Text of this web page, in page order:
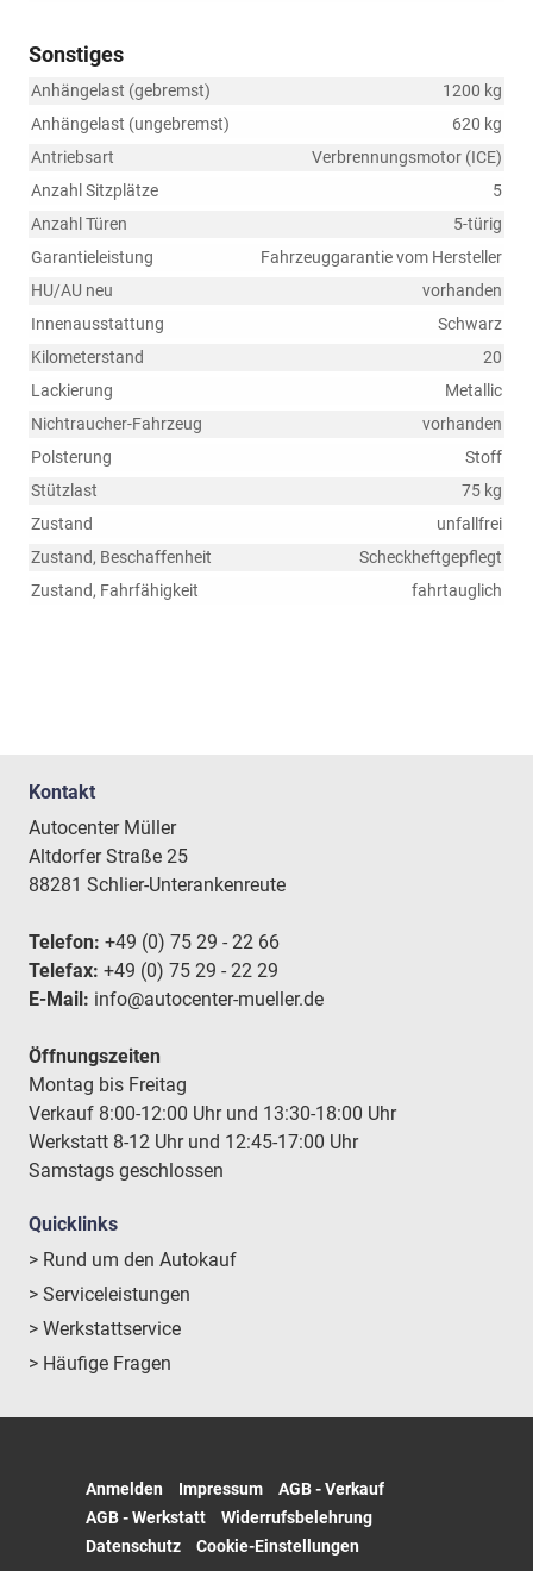
Sonstiges
Anhängelast (gebremst)
1200 kg
Anhängelast (ungebremst)
620 kg
Antriebsart
Verbrennungsmotor (ICE)
Anzahl Sitzplätze
5
Anzahl Türen
5-türig
Garantieleistung
Fahrzeuggarantie vom Hersteller
HU/AU neu
vorhanden
Innenausstattung
Schwarz
Kilometerstand
20
Lackierung
Metallic
Nichtraucher-Fahrzeug
vorhanden
Polsterung
Stoff
Stützlast
75 kg
Zustand
unfallfrei
Zustand, Beschaffenheit
Scheckheftgepflegt
Zustand, Fahrfähigkeit
fahrtauglich
Kontakt
Autocenter Müller
Altdorfer Straße 25
88281 Schlier-Unterankenreute
Telefon: +49 (0) 75 29 - 22 66
Telefax: +49 (0) 75 29 - 22 29
E-Mail: info@autocenter-mueller.de
Öffnungszeiten
Montag bis Freitag
Verkauf 8:00-12:00 Uhr und 13:30-18:00 Uhr
Werkstatt 8-12 Uhr und 12:45-17:00 Uhr
Samstags geschlossen
Quicklinks
> Rund um den Autokauf
> Serviceleistungen
> Werkstattservice
> Häufige Fragen
Anmelden Impressum
AGB - Verkauf
AGB - Werkstatt
Widerrufsbelehrung
Datenschutz
Cookie-Einstellungen